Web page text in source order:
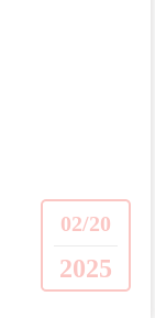
02/20
2025